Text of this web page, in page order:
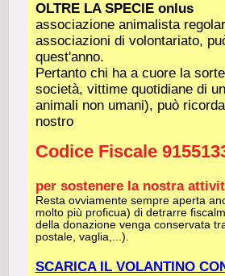
OLTRE LA SPECIE onlus
associazione animalista
associazioni di volontariato,
quest'anno.
Pertanto chi ha a cuore la
società, vittime quotidiane di
animali non umani), può
nostro
Codice Fiscale
per sostenere la nostra
Resta ovviamente sempre aperta
molto più proficua) di detrarre
della donazione venga conservata
postale, vaglia,...).
SCARICA IL VOLANTINO